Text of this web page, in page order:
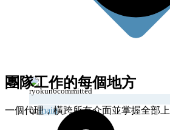
onmain
ryokun6committed
團隊工作的每個地方
一個代理，橫跨所有介面並掌握全部上